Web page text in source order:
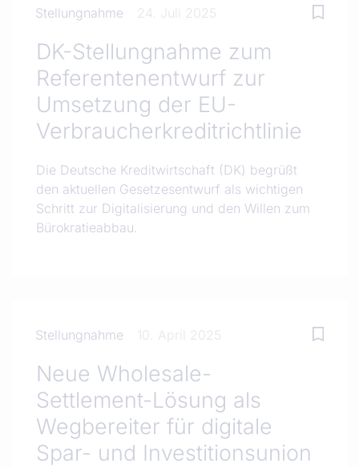
Stellungnahme 24. Juli 2025
DK-Stellungnahme zum
Referentenentwurf zur
Umsetzung der EU-
Verbraucherkreditrichtlinie
Die Deutsche Kreditwirtschaft (DK) begrüßt
den aktuellen Gesetzesentwurf als wichtigen
Schritt zur Digitalisierung und den Willen zum
Bürokratieabbau.
Stellungnahme 10. April 2025
Neue Wholesale-
Settlement-Lösung als
Wegbereiter für digitale
Spar- und Investitionsunion